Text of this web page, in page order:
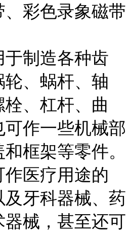
、彩色录象磁带
制造各种齿
、蜗杆、轴
、杠杆、曲
作一些机械部
框架等零件。
医疗用途的
牙科器械、药
械，甚至还可